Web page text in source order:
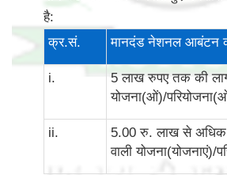
है:
क्र.सं.
मानदंड नेशनल आबंटन
i. 5 लाख रुपए तक की
योजना(ओं)/
ii. 5.00 रु. लाख से अधिक
वाली योजना(योजनाएं)/